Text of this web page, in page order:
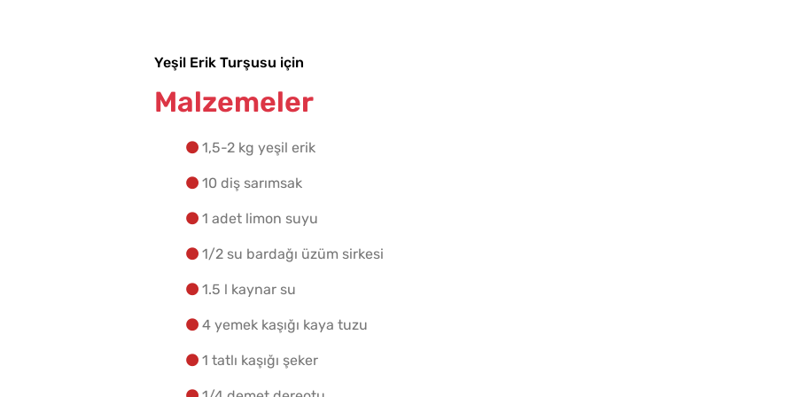
Yeşil Erik Turşusu için
Malzemeler
1,5-2 kg yeşil erik
10 diş sarımsak
1 adet limon suyu
1/2 su bardağı üzüm sirkesi
1.5 l kaynar su
4 yemek kaşığı kaya tuzu
1 tatlı kaşığı şeker